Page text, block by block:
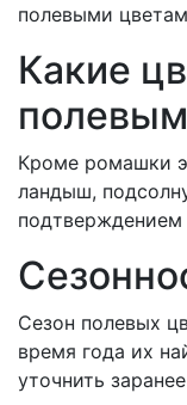
полевыми
Какие
полевым
Кроме ромашки
ландыш,
подтверждением
Сезон полевых
время года их
уточнить